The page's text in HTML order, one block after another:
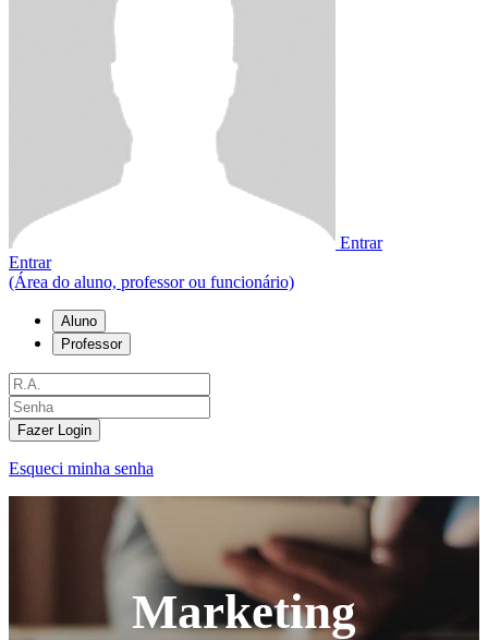
Entrar
Entrar
(Área do aluno, professor ou funcionário)
Aluno
Professor
Fazer Login
Esqueci minha senha
Marketing